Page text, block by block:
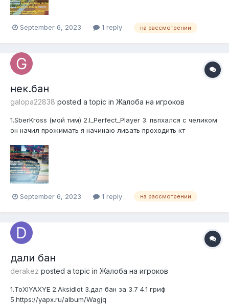
September 6, 2023 1 reply на рассмотрении
нек.бан
galopa22838 posted a topic in Жалоба на игроков
1.SberKross (мой тим) 2.I_Perfect_Player 3. пвпхался с челиком
он начил прожимать я начинаю ливать проходить кт
September 6, 2023 1 reply на рассмотрении
дали бан
derakez posted a topic in Жалоба на игроков
1.ToXIYAXYE 2.Aksidlot 3.дал бан за 3.7 4.1 гриф
5.https://yapx.ru/album/Wagjq